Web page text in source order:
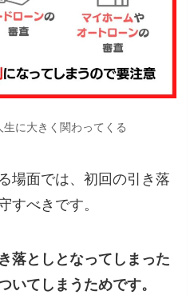
に大きく関わってくる
場面では、初回の引き落
すべきです。
落としとなってしまった
いてしまうためです。